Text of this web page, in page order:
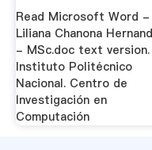
Read Microsoft Word -
Liliana Chanona
- MSc.doc text version.
Instituto Politécnico
Nacional. Centro de
Investigación en
Computación